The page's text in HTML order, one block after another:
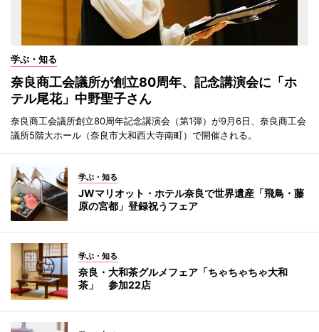
学ぶ・知る
奈良商工会議所が創立80周年、記念講演会に「ホ
テル尾花」中野聖子さん
奈良商工会議所創立80周年記念講演会（第1弾）が9月6日、奈良商工会
議所5階大ホール（奈良市大和西大寺南町）で開催される。
学ぶ・知る
JWマリオット・ホテル奈良で世界遺産「飛鳥・藤
原の宮都」登録祝うフェア
学ぶ・知る
奈良・大和茶グルメフェア「ちゃちゃちゃ大和
茶」 参加22店